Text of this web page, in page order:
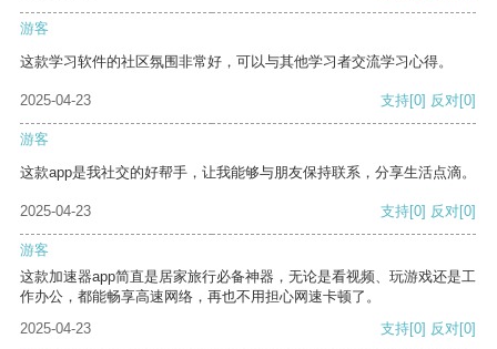
游客
这款学习软件的社区氛围非常好，可以与其他学习者交流学习心得。
2025-04-23 支持[0] 反对[0]
游客
这款app是我社交的好帮手，让我能够与朋友保持联系，分享生活点滴。
2025-04-23 支持[0] 反对[0]
游客
这款加速器app简直是居家旅行必备神器，无论是看视频、玩游戏还是工
作办公，都能畅享高速网络，再也不用担心网速卡顿了。
2025-04-23
支持[0] 反对[0]